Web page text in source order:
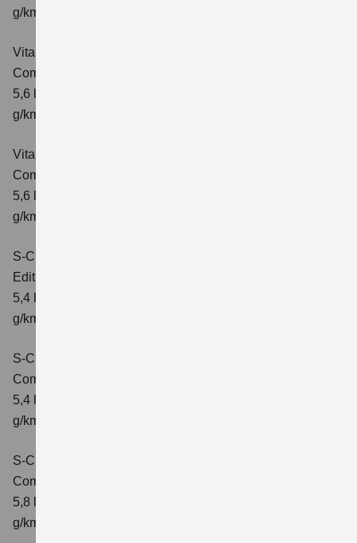
g/km; CO₂-Klasse: C
Vitara 1.5 DUALJET HYBRID ALLGRIP AGS
Comfort
5,6 l/100km; kombinierter Wert der CO₂-Emission: 126
g/km; CO₂-Klasse: D
Vitara 1.5 DUALJET HYBRID ALLGRIP AGS
Comfort+
5,6 l/100km; kombinierter Wert der CO₂-Emission: 127
g/km; CO₂-Klasse: D
S-Cross 1.4 BOOSTERJET HYBRID
Edition
5,4 l/100 km; kombinierter Wert der CO2-Emission: 121
g/km; CO2-Klasse: D
S-Cross 1.4 BOOSTERJET HYBRID
Comfort
5,4 l/100 km; kombinierter Wert der CO2-Emission: 121
g/km; CO2-Klasse: D
S-Cross 1.4 BOOSTERJET HYBRID AT
Comfort
5,8 l/100 km; kombinierter Wert der CO2-Emission: 132
g/km; CO2-Klasse: D